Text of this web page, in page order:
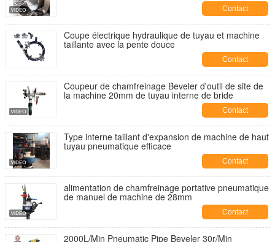
Contact
Coupe électrique hydraulique de tuyau et machine
taillante avec la pente douce
Contact
Coupeur de chamfreinage Beveler d'outil de site de
la machine 20mm de tuyau interne de bride
Contact
Type interne taillant d'expansion de machine de haut
tuyau pneumatique efficace
Contact
alimentation de chamfreinage portative pneumatique
de manuel de machine de 28mm
Contact
2000L/Min Pneumatic Pipe Beveler 30r/Min